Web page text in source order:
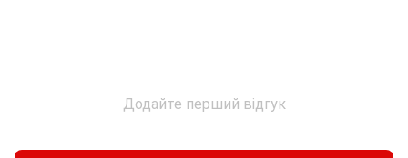
Додайте перший відгук